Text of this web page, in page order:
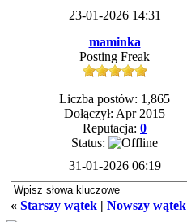
23-01-2026 14:31
maminka
Posting Freak
Liczba postów: 1,865
Dołączył: Apr 2015
Reputacja: 0
Status:
31-01-2026 06:19
« Starszy wątek | Nowszy wątek